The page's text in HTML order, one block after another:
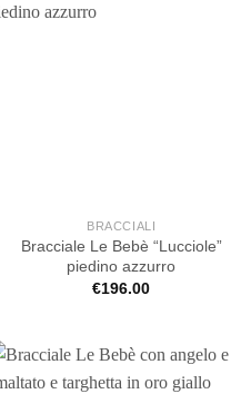
BRACCIALI
Bracciale Le Bebè “Lucciole”
piedino azzurro
€196.00